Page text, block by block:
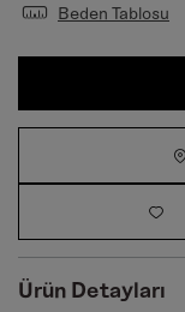
Beden Tablosu
Ürün Detayları